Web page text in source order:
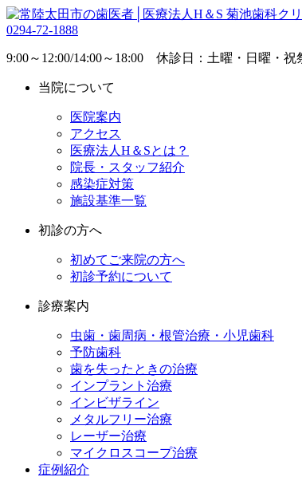
0294-72-1888
9:00～12:00/14:00～18:00 休診日：土曜・日曜・祝
当院について
医院案内
アクセス
医療法人H＆Sとは？
院長・スタッフ紹介
感染症対策
施設基準一覧
初診の方へ
初めてご来院の方へ
初診予約について
診療案内
虫歯・歯周病・根管治療・小児歯科
予防歯科
歯を失ったときの治療
インプラント治療
インビザライン
メタルフリー治療
レーザー治療
マイクロスコープ治療
症例紹介